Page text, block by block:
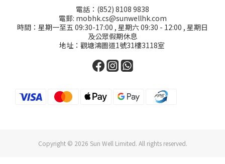
電話：(852) 8108 9838
電郵: mobhk.cs@sunwellhk.com
時間：星期一至五 09:30-17:00 , 星期六 09:30 - 12:00 , 星期日
及公眾假期休息
地址：觀塘鴻圖道1號31樓3118室
Copyright © 2026 Sun Well Limited. All rights reserved.